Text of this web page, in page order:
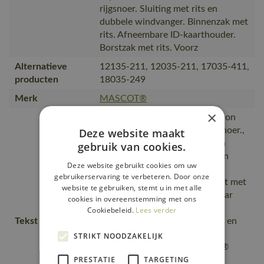
rijgsnoer. Sluiting met rits en
dubbele windvanger. Binnenzak met
rits. Afneembare ID-kaarthouder.
Borstzak met rits. Voorz
Alternatieve
producten
12135-211, 12035-211, 17035-411,
18035-249
Merk
MASCOT®
Tekst usp
Afneembare, gevoerde capuchon
met elastisch verstelbaar rijgsnoer.,
Zeer goede bescherming tegen
extreme weersomstandigheden
door de dubbele windvanger.,
Ademend, wind- en waterdicht met
getapete naden., Extra zichtbaar
voor de omgeving door de
reflectieaccenten., is zeer licht en
neemt opgevouwen bijna geen
plaats in., Uniek CLIMASCOT®
materiaal dat zorgt voor een
×
Deze website maakt
gebruik van cookies.
Deze website gebruikt cookies om uw
gebruikerservaring te verbeteren. Door onze
website te gebruiken, stemt u in met alle
cookies in overeenstemming met ons
Cookiebeleid. Lees verder
STRIKT NOODZAKELIJK
PRESTATIE TARGETING